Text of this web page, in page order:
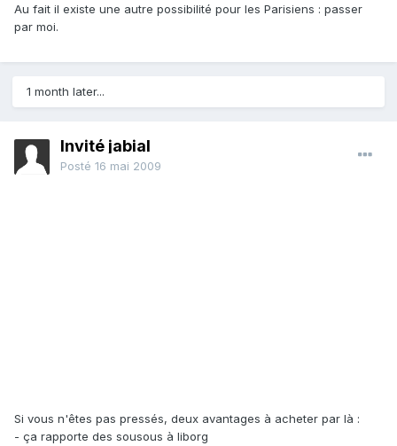
Au fait il existe une autre possibilité pour les Parisiens : passer
par moi.
1 month later...
Invité jabial
Posté 16 mai 2009
Si vous n'êtes pas pressés, deux avantages à acheter par là :
- ça rapporte des sousous à liborg